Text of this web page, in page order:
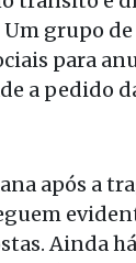
Um grupo
para
a pedido
após a
Ainda